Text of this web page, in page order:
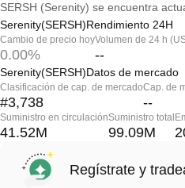
SERSH (Serenity) se encuentra
Serenity(SERSH)Rendimiento 24H
Cambio de precio hoy
0.00%
Volumen de 24 h
--
Serenity(SERSH)Datos de mercado
Clasificación de cap. de mercado
#3,738
Cap. de
--
Suministro en circulación
41.52M
Suministro total
99.09M
Regístrate y